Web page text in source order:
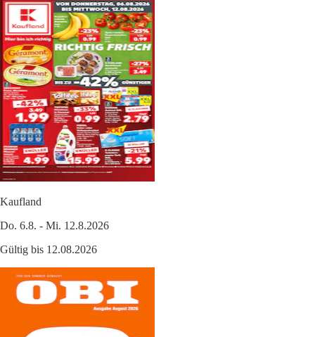
Kaufland
Do. 6.8. - Mi. 12.8.2026
Gültig bis 12.08.2026